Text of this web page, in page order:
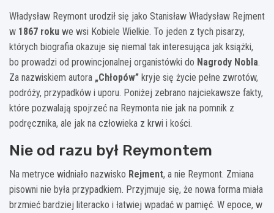
Władysław Reymont urodził się jako Stanisław Władysław Rejment
w 1867 roku we wsi Kobiele Wielkie. To jeden z tych pisarzy,
których biografia okazuje się niemal tak interesująca jak książki,
bo prowadzi od prowincjonalnej organistówki do Nagrody Nobla.
Za nazwiskiem autora „Chłopów” kryje się życie pełne zwrotów,
podróży, przypadków i uporu. Poniżej zebrano najciekawsze fakty,
które pozwalają spojrzeć na Reymonta nie jak na pomnik z
podręcznika, ale jak na człowieka z krwi i kości.
Nie od razu był Reymontem
Na metryce widniało nazwisko Rejment, a nie Reymont. Zmiana
pisowni nie była przypadkiem. Przyjmuje się, że nowa forma miała
brzmieć bardziej literacko i łatwiej wpadać w pamięć. W epoce, w